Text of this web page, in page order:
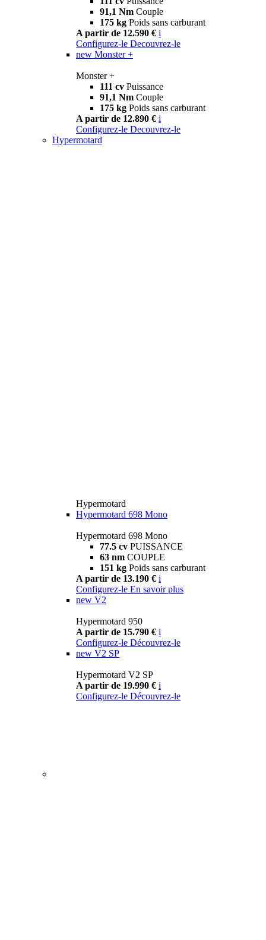
91,1 Nm Couple
175 kg Poids sans carburant
A partir de 12.590 € i
Configurez-le Decouvrez-le
new Monster +
Monster +
111 cv Puissance
91,1 Nm Couple
175 kg Poids sans carburant
A partir de 12.890 € i
Configurez-le Decouvrez-le
Hypermotard
Hypermotard
Hypermotard 698 Mono
Hypermotard 698 Mono
77.5 cv PUISSANCE
63 nm COUPLE
151 kg Poids sans carburant
A partir de 13.190 € i
Configurez-le En savoir plus
new V2
Hypermotard 950
A partir de 15.790 € i
Configurez-le Découvrez-le
new V2 SP
Hypermotard V2 SP
A partir de 19.990 € i
Configurez-le Découvrez-le